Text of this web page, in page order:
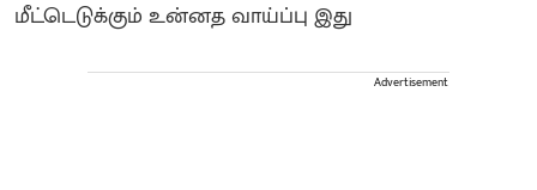
மீட்டெடுக்கும் உன்னத வாய்ப்பு இது
Advertisement